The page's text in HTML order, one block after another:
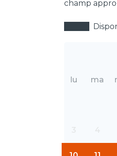
champ
lu ma